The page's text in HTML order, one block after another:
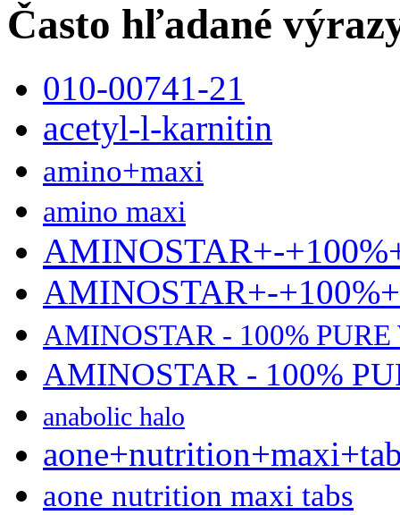
Často hľadané
010-00741-21
acetyl-l-karnitin
amino+maxi
amino maxi
AMINOSTAR+-
AMINOSTAR+-
AMINOSTAR - 100%
AMINOSTAR - 100%
anabolic halo
aone nutrition maxi tabs